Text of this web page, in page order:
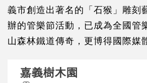
義市創造出著名的「石猴」雕刻
辦的管樂節活動，已成為全國管
山森林鐵道傳奇，更博得國際媒
嘉義樹木園